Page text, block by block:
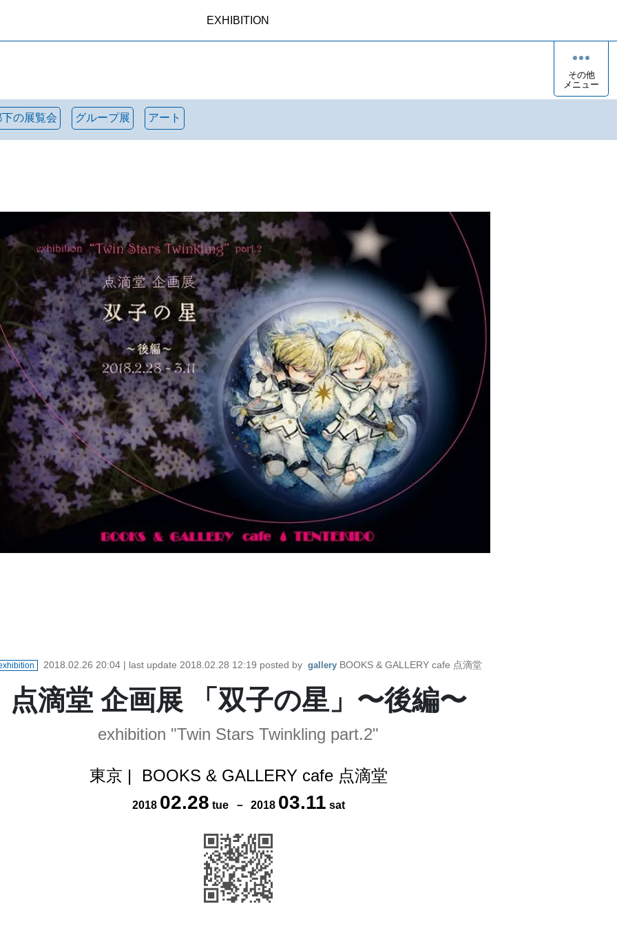
EXHIBITION
その他
メニュー
の展覧会 グループ展 アート
2018.02.26 20:04 | last update 2018.02.28 12:19 posted by gallery BOOKS & GALLERY cafe 点滴堂
点滴堂 企画展 「双子の星」〜後編〜
exhibition "Twin Stars Twinkling part.2"
東京 | BOOKS & GALLERY cafe 点滴堂
2018 02.28 tue－ 2018 03.11 sat